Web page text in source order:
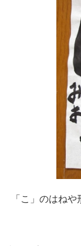
「こ」のはねや